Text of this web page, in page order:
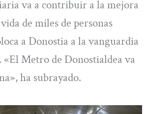
va a contribuir a la mejora
de miles de personas
a Donostia a la vanguardia
Metro de Donostialdea va
ha subrayado.